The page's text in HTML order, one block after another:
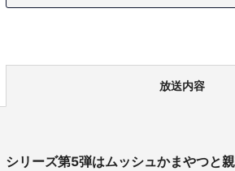
放送内容
シリーズ第5弾はムッシュかまやつと